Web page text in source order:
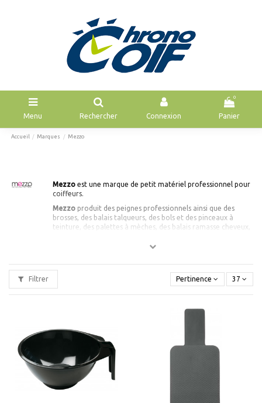
Menu Rechercher Connexion
0
Panier
Accueil Marques Mezzo
Mezzoest une marque de petit matériel professionnel pour
coiffeurs.
Mezzoproduit des peignes professionnels ainsi que des
brosses, des balais talqueurs, des bols et des pinceaux à
teinture, des palettes à mèches, des balais ramasse cheveux,
Les articles professionnels pour coiffeurs
Filtrer Pertinence 37